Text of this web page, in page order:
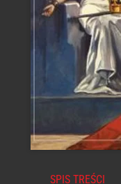
SPIS TREŚCI